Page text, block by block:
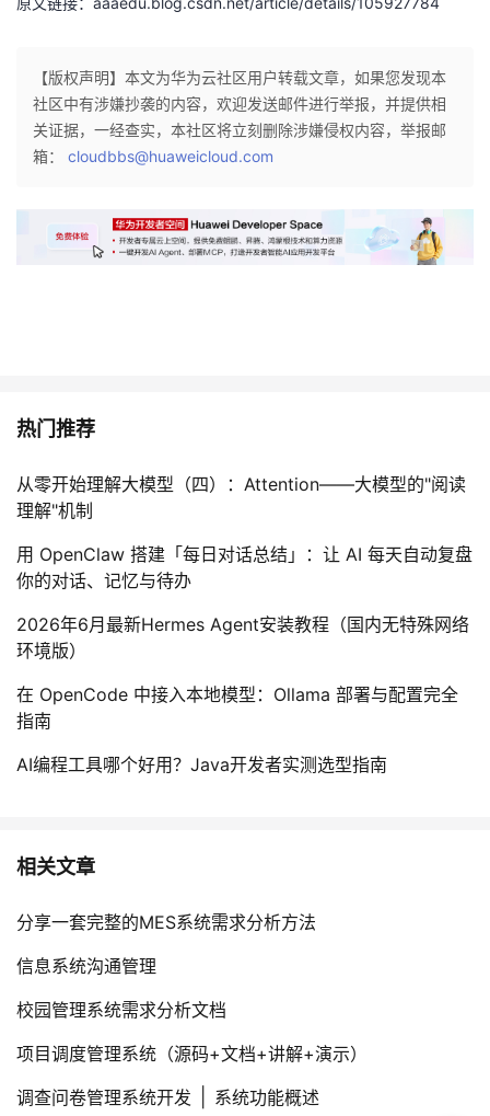
动
关
注
的
开
发
我
的
程
我
认
证
的
实
验
我
的
收
我
的
Programs
我
的
的
技
支
持
我
的
声
建
议
【版权声明】本文为华为云社区用户转载文章，如果您发现本
社区中有涉嫌抄袭的内容，欢迎发送邮件进行举报，并提供相
关证据，一经查实，本社区将立刻删除涉嫌侵权内容，举报邮
箱： cloudbbs@huaweicloud.com
热门推荐
从零开始理解大模型（四）：Attention——大模型的"阅读
理解"机制
用 OpenClaw 搭建「每日对话总结」：让 AI 每天自动复盘
你的对话、记忆与待办
2026年6月最新Hermes Agent安装教程（国内无特殊网络
环境版）
在 OpenCode 中接入本地模型：Ollama 部署与配置完全
指南
AI编程工具哪个好用？Java开发者实测选型指南
相关文章
分享一套完整的MES系统需求分析方法
信息系统沟通管理
校园管理系统需求分析文档
项目调度管理系统（源码+文档+讲解+演示）
调查问卷管理系统开发 │ 系统功能概述